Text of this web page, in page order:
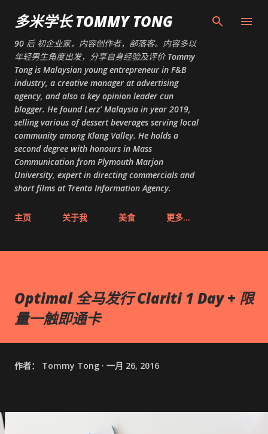
跳至主要内容
多米学长 TOMMY TONG
90 后 初企业家，内容创作者，部落客。内容多以
年轻男生角度出发，分享自身经验及评价 Tommy
Tong is Malaysian young entrepreneur in F&B
industry, a creative manager at advertising
agency, and also a key opinion leader cun
blogger. He found Lerz' Malaysia in year 2019,
selling various of dessert beverages serving local
community among Klang Valley. He holds a
second degree with honours in Mass
Communication from Plymouth Marjon
University, expert in directing commercials and
short films at Trenta Information Agency.
主页 关于我 美食 更多…
Optimal 全马发行 Clariti 1 Day + 限
量一触即通卡
作者： Tommy Tong 一月 26, 2016